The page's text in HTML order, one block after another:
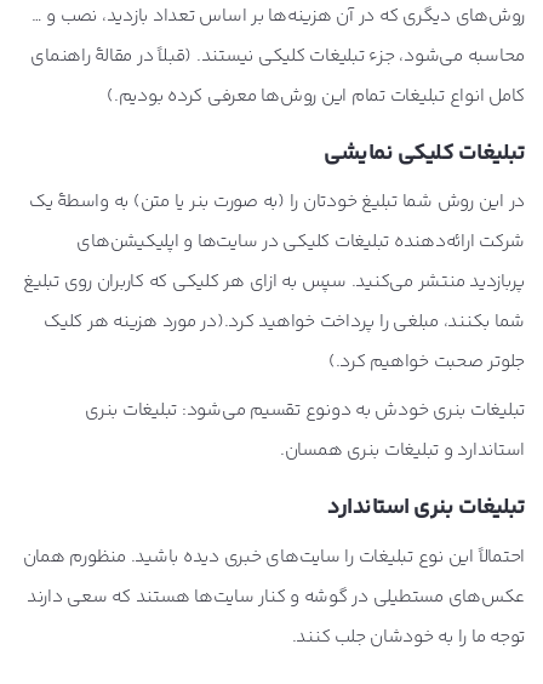
روش‌های دیگری که در آن هزینه‌ها بر اساس تعداد بازدید، نصب و …
محاسبه می‌شود، جزء تبلیغات کلیکی نیستند. (قبلاً در مقالۀ راهنمای
کامل انواع تبلیغات تمام این روش‌ها معرفی کرده بودیم.)
تبلیغات کلیکی نمایشی
در این روش شما تبلیغ خودتان را (به صورت بنر یا متن) به واسطۀ یک
شرکت ارائه‌دهنده تبلیغات کلیکی در سایت‌ها و اپلیکیشن‌های
پربازدید منتشر می‌کنید. سپس به ازای هر کلیکی که کاربران روی تبلیغ
شما بکنند، مبلغی را پرداخت خواهید کرد.(در مورد هزینه هر کلیک
جلوتر صحبت خواهیم کرد.)
تبلیغات بنری خودش به دونوع تقسیم می‌شود: تبلیغات بنری
استاندارد و تبلیغات بنری همسان.
تبلیغات بنری استاندارد
احتمالاً این نوع تبلیغات را سایت‌های خبری دیده باشید. منظورم همان
عکس‌های مستطیلی در گوشه و کنار سایت‌ها هستند که سعی دارند
توجه ما را به خودشان جلب کنند.